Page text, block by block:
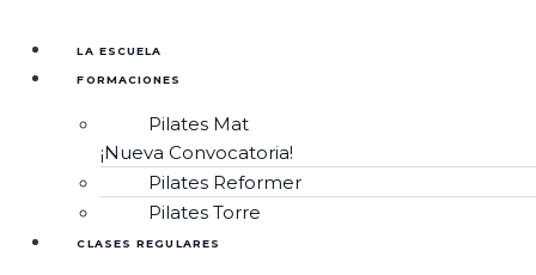
contenido
LA ESCUELA
FORMACIONES
Pilates Mat
¡Nueva Convocatoria!
Pilates Reformer
Pilates Torre
CLASES REGULARES